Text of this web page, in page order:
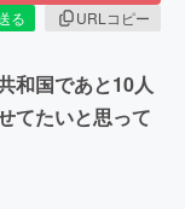
る
URLコピー
和国であと10人
てたいと思って